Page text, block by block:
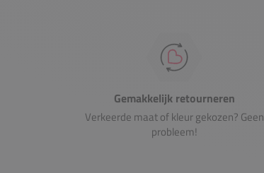
Gemakkelijk retourneren
Verkeerde maat of kleur gekozen? Geen
probleem!